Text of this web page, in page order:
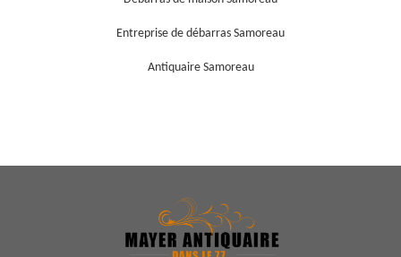
Entreprise de débarras Samoreau
Antiquaire Samoreau